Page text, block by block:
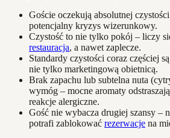
Goście oczekują absolutnej
potencjalny kryzys wizerunkowy.
Czystość to nie tylko pokój – liczy
restauracja, a nawet zaplecze.
Standardy czystości coraz częściej
nie tylko marketingową obietnicą.
Brak zapachu lub subtelna nuta
wymóg – mocne aromaty
reakcje alergiczne.
Gość nie wybacza drugiej szansy –
potrafi zablokować rezerwacje na